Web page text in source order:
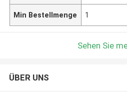
Min Bestellmenge 1
Sehen Sie
ÜBER UNS